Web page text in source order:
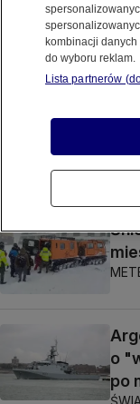
o
po
kombinacji
do wyboru reklam.
Lista partnerów